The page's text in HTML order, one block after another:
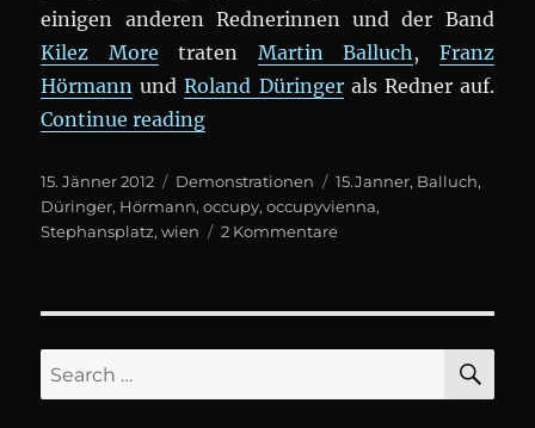
einigen anderen Rednerinnen und der Band
Kilez More traten Martin Balluch, Franz
Hörmann undRoland Düringerals Redner auf.
Continue reading„#OccupyVienna am
Posted
on
15. Jänner 2012 Categories
Demonstrationen Tags
15.Janner, Balluch,
Düringer, Hörmann,occupy,occupyvienna,
Stephansplatz,wien 2 Kommentarezu
#Wien
Search
for: